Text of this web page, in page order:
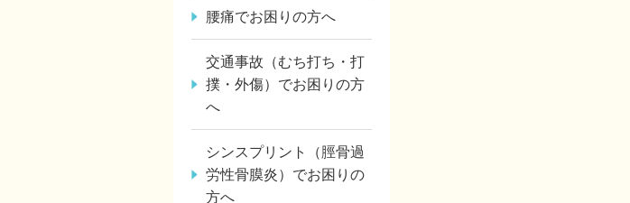
腰痛でお困りの方へ
交通事故（むち打ち・打
撲・外傷）でお困りの方
へ
シンスプリント（脛骨過
労性骨膜炎）でお困りの
方へ